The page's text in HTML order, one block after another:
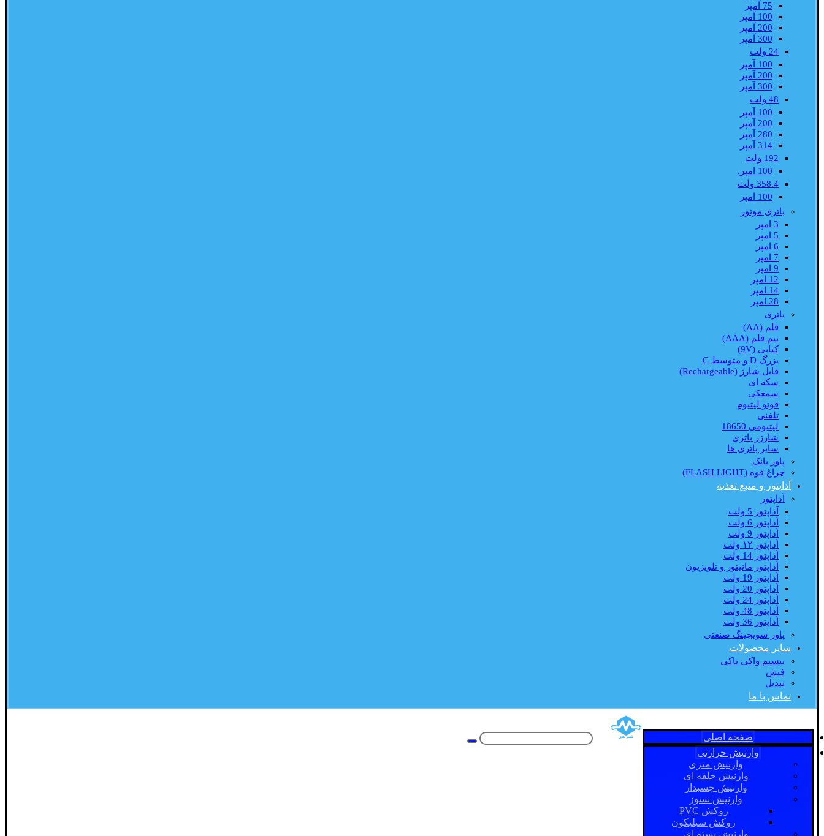
75 آمپر
100 آمپر
200 آمپر
300 آمپر
24 ولت
100 آمپر
200 آمپر
300 آمپر
48 ولت
100 آمپر
200 آمپر
280 آمپر
314 آمپر
192 ولت
100 امپر.
358.4 ولت
100 امپر
باتری موتور
3 امپر
5 امپر
6 امپر
7 امپر
9 امپر
12 امپر
14 امپر
28 امپر
باتری
قلم (AA)
نیم قلم (AAA)
کتابی (9V)
بزرگ D و متوسط C
قابل شارژ (Rechargeable)
سکه ای
سمعکی
فوتو لیتیوم
تلفنی
لیتیومی 18650
شارژر باتری
سایر باتری ها
پاور بانک
چراغ قوه (FLASH LIGHT)
آداپتور و منبع تغذیه
آداپتور
آداپتور 5 ولت
آداپتور 6 ولت
آداپتور 9 ولت
آداپتور ۱۲ ولت
آداپتور 14 ولت
آداپتور مانیتور و تلویزیون
آداپتور 19 ولت
آداپتور 20 ولت
آداپتور 24 ولت
آداپتور 48 ولت
آداپتور 36 ولت
پاور سویچینگ صنعتی
سایر محصولات
بیسیم واکی تاکی
فیش
تبدیل
تماس با ما
صفحه اصلی
وارنیش حرارتی
وارنیش متری
وارنیش حلقه ای
وارنیش چسبدار
وارنیش نسوز
روکش PVC
روکش سیلیکون
وارنیش بسته ای